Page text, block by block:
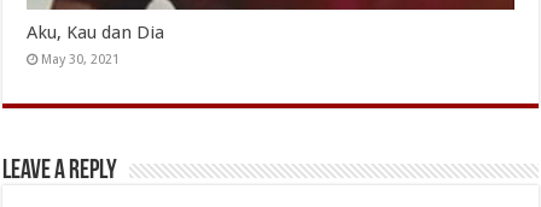
Aku, Kau dan Dia
May 30, 2021
Leave a Reply